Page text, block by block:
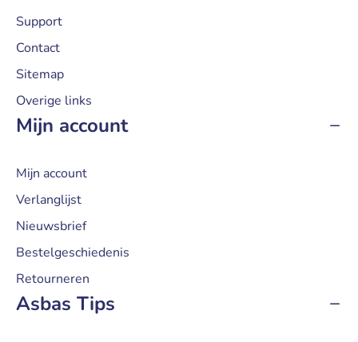
Support
Contact
Sitemap
Overige links
Mijn account
Mijn account
Verlanglijst
Nieuwsbrief
Bestelgeschiedenis
Retourneren
Asbas Tips